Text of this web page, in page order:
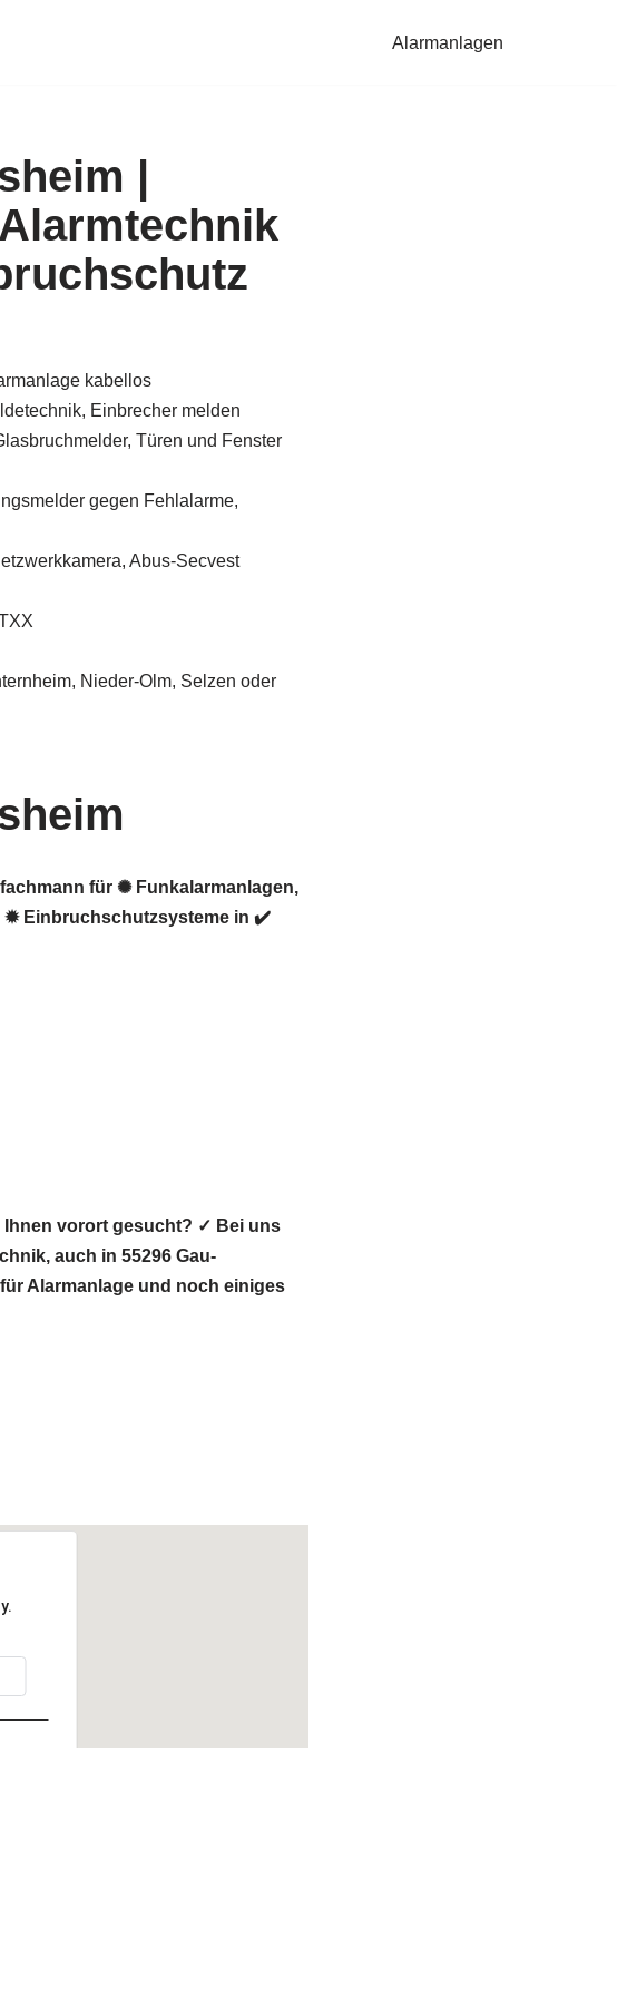
Alarmanlagen
|
kabellos
Einbrecher melden
Türen und Fenster
gegen Fehlalarme,
Abus-Secvest
Nieder-Olm, Selzen oder
für ✺ Funkalarmanlagen,
✹ Einbruchschutzsysteme in ✔️
Ihnen vorort gesucht? ✓ Bei uns
auch in 55296 Gau-
Alarmanlage und noch einiges